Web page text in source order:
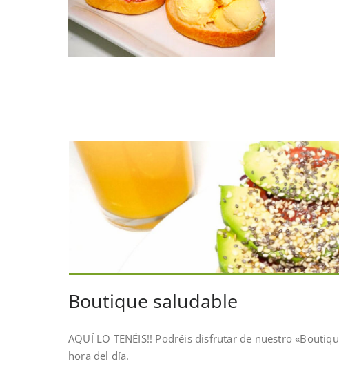
Boutique saludable
AQUÍ LO TENÉIS!! Podréis disfrutar de nuestro
hora del día.